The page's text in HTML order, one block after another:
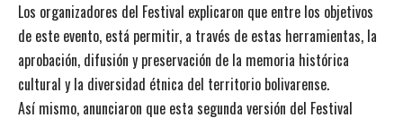
Los organizadores del Festival explicaron que entre los objetivos
de este evento, está permitir, a través de estas herramientas, la
aprobación, difusión y preservación de la memoria histórica
cultural y la diversidad étnica del territorio bolivarense.
Así mismo, anunciaron que esta segunda versión del Festival